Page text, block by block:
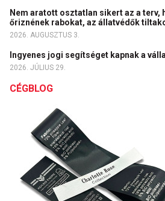
Nem aratott osztatlan sikert az a terv,
őriznének rabokat, az állatvédők
2026. AUGUSZTUS 3.
Ingyenes jogi segítséget kapnak a
2026. JÚLIUS 29.
CÉGBLOG